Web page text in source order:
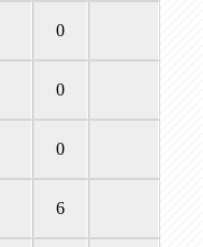
0
0
0
6